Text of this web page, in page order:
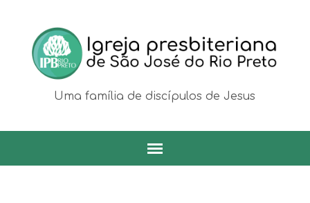
Uma família de discípulos de Jesus